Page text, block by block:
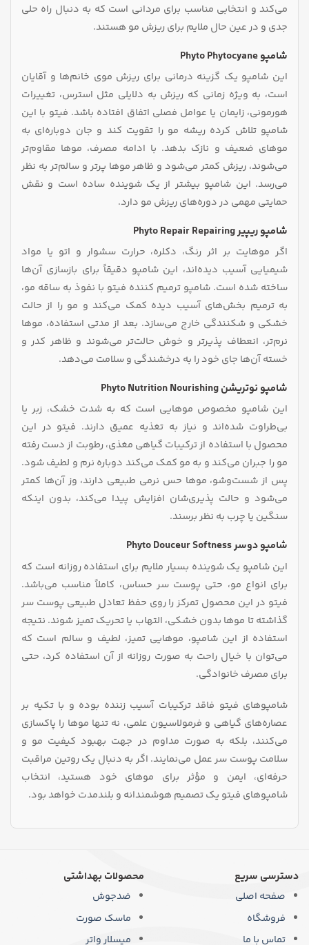
می‌کند و انتخابی مناسب برای مردانی است که به‌ دنبال راه‌ حلی
جدی و در عین حال ملایم برای ریزش مو هستند.
شامپو Phyto Phytocyane
این شامپو یک گزینه درمانی برای ریزش موی خانم‌ها و آقایان
است، به‌ ویژه زمانی که ریزش به‌ دلایلی مثل استرس، تغییرات
هورمونی، زایمان یا عوامل فصلی اتفاق افتاده باشد. فیتو با این
شامپو تلاش کرده ریشه مو را تقویت کند و جان دوباره‌ای به
موهای ضعیف و نازک بدهد. با ادامه مصرف، موها مقاوم‌تر
می‌شوند، ریزش کمتر می‌شود و ظاهر موها پرتر و سالم‌تر به نظر
می‌رسد. این شامپو بیشتر از یک شوینده ساده است و نقش
حمایتی مهمی در دوره‌های ریزش مو دارد.
شامپو ریپیر Phyto Repair Repairing
اگر موهایت بر اثر رنگ، دکلره، حرارت سشوار و اتو یا مواد
شیمیایی آسیب دیده‌اند، این شامپو دقیقاً برای بازسازی آن‌ها
ساخته شده است. شامپو ترمیم‌ کننده فیتو با نفوذ به ساقه مو،
به ترمیم بخش‌های آسیب‌ دیده کمک می‌کند و مو را از حالت
خشکی و شکنندگی خارج می‌سازد. بعد از مدتی استفاده، موها
نرم‌تر، انعطاف‌ پذیرتر و خوش‌ حالت‌تر می‌شوند و ظاهر کدر و
خسته آن‌ها جای خود را به درخشندگی و سلامت می‌دهد.
شامپو نوتریشن Phyto Nutrition Nourishing
این شامپو مخصوص موهایی است که به‌ شدت خشک، زبر یا
بی‌طراوت شده‌اند و نیاز به تغذیه عمیق دارند. فیتو در این
محصول با استفاده از ترکیبات گیاهی مغذی، رطوبت از دست‌ رفته
مو را جبران می‌کند و به مو کمک می‌کند دوباره نرم و لطیف شود.
پس از شست‌وشو، موها حس نرمی طبیعی دارند، وز آن‌ها کمتر
می‌شود و حالت‌ پذیری‌شان افزایش پیدا می‌کند، بدون اینکه
سنگین یا چرب به نظر برسند.
شامپو دوسر Phyto Douceur Softness
این شامپو یک شوینده بسیار ملایم برای استفاده روزانه است که
برای انواع مو، حتی پوست سر حساس، کاملاً مناسب می‌باشد.
فیتو در این محصول تمرکز را روی حفظ تعادل طبیعی پوست سر
گذاشته تا موها بدون خشکی، التهاب یا تحریک تمیز شوند. نتیجه
استفاده از این شامپو، موهایی تمیز، لطیف و سالم است که
می‌توان با خیال راحت به‌ صورت روزانه از آن استفاده کرد، حتی
برای مصرف خانوادگی.
شامپوهای فیتو فاقد ترکیبات آسیب‌ زننده بوده و با تکیه بر
عصاره‌های گیاهی و فرمولاسیون علمی، نه‌ تنها موها را پاکسازی
می‌کنند، بلکه به‌ صورت مداوم در جهت بهبود کیفیت مو و
سلامت پوست سر عمل می‌نمایند. اگر به‌ دنبال یک روتین مراقبت
حرفه‌ای، ایمن و مؤثر برای موهای خود هستید، انتخاب
شامپوهای فیتو یک تصمیم هوشمندانه و بلندمدت خواهد بود.
دسترسی سریع
صفحه اصلی
فروشگاه
تماس با ما
محصولات بهداشتی
ضدجوش
ماسک صورت
میسلار واتر